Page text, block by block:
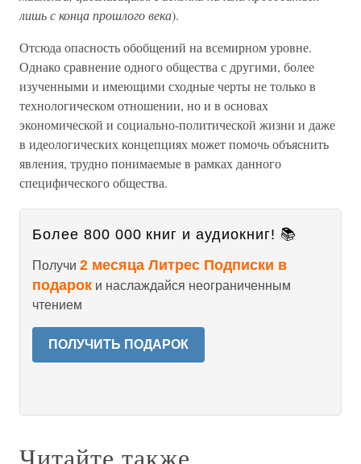
лишь с конца прошлого века).
Отсюда опасность обобщений на всемирном уровне.
Однако сравнение одного общества с другими, более
изученными и имеющими сходные черты не только в
технологическом отношении, но и в основах
экономической и социально-политической жизни и даже
в идеологических концепциях может помочь объяснить
явления, трудно понимаемые в рамках данного
специфического общества.
Более 800 000 книг и аудиокниг! 📚
Получи 2 месяца Литрес Подписки в
подарок и наслаждайся неограниченным
чтением
ПОЛУЧИТЬ ПОДАРОК